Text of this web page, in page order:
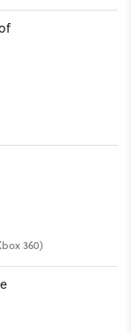
360)